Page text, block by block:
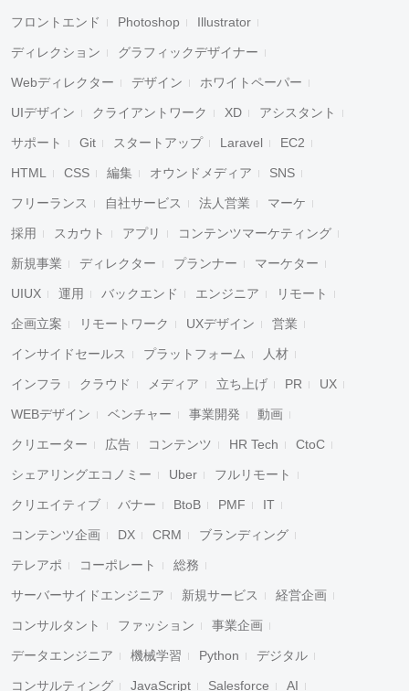
フロントエンド Photoshop Illustrator
ディレクション グラフィックデザイナー
Webディレクター デザイン ホワイトペーパー
UIデザイン クライアントワーク XD アシスタント
サポート Git スタートアップ Laravel EC2
HTML CSS 編集 オウンドメディア SNS
フリーランス 自社サービス 法人営業 マーケ
採用 スカウト アプリ コンテンツマーケティング
新規事業 ディレクター プランナー マーケター
UIUX 運用 バックエンド エンジニア リモート
企画立案 リモートワーク UXデザイン 営業
インサイドセールス プラットフォーム 人材
インフラ クラウド メディア 立ち上げ PR UX
WEBデザイン ベンチャー 事業開発 動画
クリエーター 広告 コンテンツ HR Tech CtoC
シェアリングエコノミー Uber フルリモート
クリエイティブ バナー BtoB PMF IT
コンテンツ企画 DX CRM ブランディング
テレアポ コーポレート 総務
サーバーサイドエンジニア 新規サービス 経営企画
コンサルタント ファッション 事業企画
データエンジニア 機械学習 Python デジタル
コンサルティング JavaScript Salesforce AI